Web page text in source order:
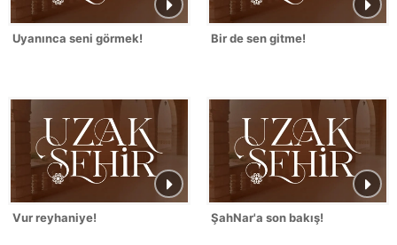
Uyanınca seni görmek! Bir de sen gitme!
Vur reyhaniye! ŞahNar'a son bakış!